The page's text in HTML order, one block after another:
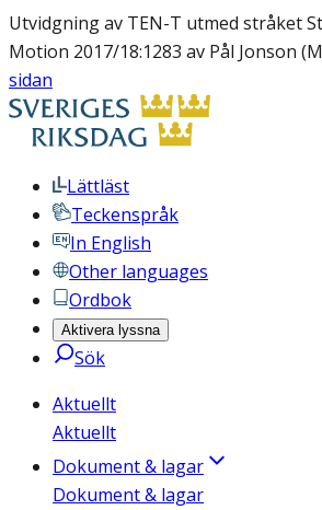
Utvidgning av TEN-T utmed stråket
Motion 2017/18:1283 av Pål Jonson
sidan
Lättläst
Teckenspråk
In English
Other languages
Ordbok
Aktivera lyssna
Sök
Aktuellt
Aktuellt
Dokument & lagar
Dokument & lagar